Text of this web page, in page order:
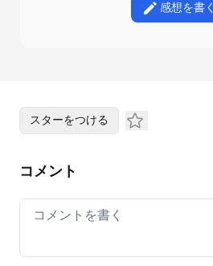
感想を書く
スターをつける
コメント
Your comment